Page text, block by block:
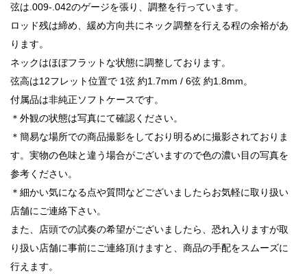
弦は.009-.042のゲージを張り、調整を行っています。
ロッド残は締め、緩め方向共にネック調整を行える程の余裕があ
ります。
ネックはほぼフラットな状態に調整しております。
弦高は12フレット位置で 1弦 約1.7mm / 6弦 約1.8mm。
付属品は非純正ソフトケースです。
＊外観の状態は写真にて確認ください。
＊簡易な場所での商品撮影をしており明るめに撮影されておりま
す。実物の色味と違う場合がございますので色の濃い目の写真を
参考ください。
＊細かい気になる点や質問などございましたらお気軽に取り扱い
店舗にご連絡下さい。
また、店頭での試奏の希望がございましたら、恐れ入りますが取
り扱い店舗に事前にご連絡頂けますと、商品の手配をスムーズに
行えます。